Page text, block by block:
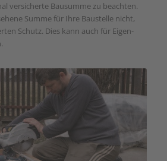
versicherte Bausumme zu beachten.
Summe für Ihre Baustelle nicht,
Schutz. Dies kann auch für Eigen-